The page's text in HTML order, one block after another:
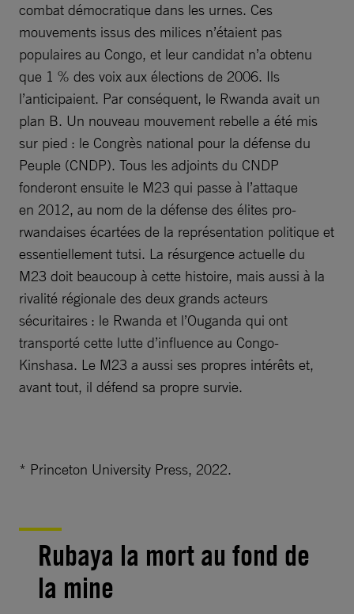
combat démocratique dans les urnes. Ces
mouvements issus des milices n’étaient pas
populaires au Congo, et leur candidat n’a obtenu
que 1 % des voix aux élections de 2006. Ils
l’anticipaient. Par conséquent, le Rwanda avait un
plan B. Un nouveau mouvement rebelle a été mis
sur pied : le Congrès national pour la défense du
Peuple (CNDP). Tous les adjoints du CNDP
fonderont ensuite le M23 qui passe à l’attaque
en 2012, au nom de la défense des élites pro-
rwandaises écartées de la représentation politique et
essentiellement tutsi. La résurgence actuelle du
M23 doit beaucoup à cette histoire, mais aussi à la
rivalité régionale des deux grands acteurs
sécuritaires : le Rwanda et l’Ouganda qui ont
transporté cette lutte d’influence au Congo-
Kinshasa. Le M23 a aussi ses propres intérêts et,
avant tout, il défend sa propre survie.
* Princeton University Press, 2022.
Rubaya la mort au fond de
la mine